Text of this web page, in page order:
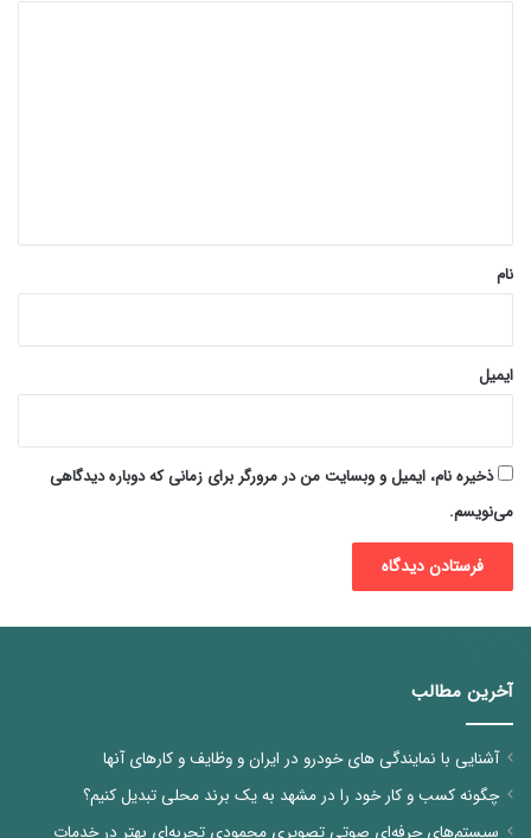
نام
ایمیل
ذخیره نام، ایمیل و وبسایت من در مرورگر برای زمانی که دوباره دیدگاهی
می‌نویسم.
آخرین مطالب
آشنایی با نمایندگی های خودرو در ایران و وظایف و کارهای آنها
چگونه کسب و کار خود را در مشهد به یک برند محلی تبدیل کنیم؟
سیستم‌های حرفه‌ای صوتی تصویری محمودی تجربه‌ای بهتر در خدمات